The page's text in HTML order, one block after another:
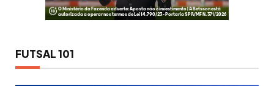
FUTSAL 101